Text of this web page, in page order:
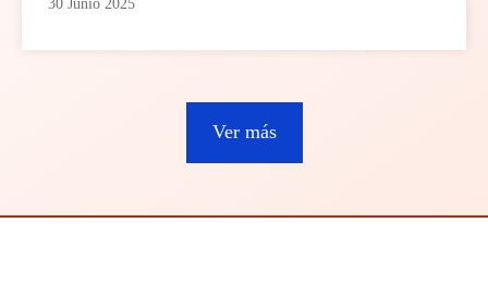
30 Junio 2025
Ver más